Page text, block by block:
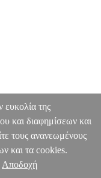
ευκολία της
και διαφημίσεων και
τους ανανεωμένους
και τα cookies.
Αποδοχή